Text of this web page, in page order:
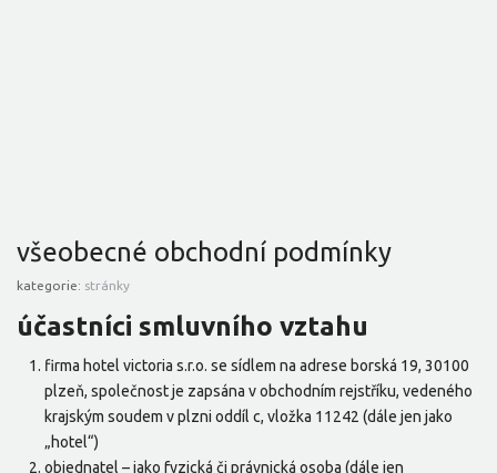
všeobecné obchodní podmínky
kategorie: stránky
účastníci smluvního vztahu
firma hotel victoria s.r.o. se sídlem na adrese borská 19, 30100
plzeň, společnost je zapsána v obchodním rejstříku, vedeného
krajským soudem v plzni oddíl c, vložka 11242 (dále jen jako
„hotel“)
objednatel – jako fyzická či právnická osoba (dále jen